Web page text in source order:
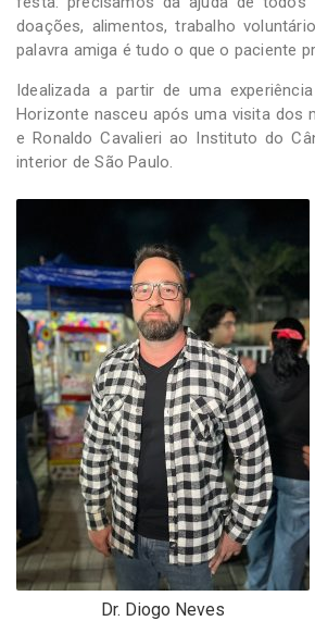
doações, alimentos, trabalho
palavra amiga é tudo o que o paciente
Idealizada a partir de uma
Horizonte nasceu após uma visita dos
e Ronaldo Cavalieri ao Instituto do
interior de São Paulo.
Dr. Diogo Neves